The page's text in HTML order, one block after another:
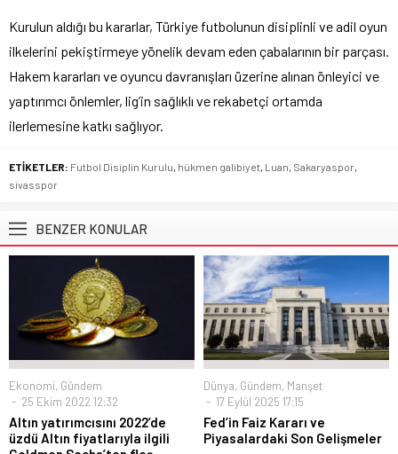
Kurulun aldığı bu kararlar, Türkiye futbolunun disiplinli ve adil oyun
ilkelerini pekiştirmeye yönelik devam eden çabalarının bir parçası.
Hakem kararları ve oyuncu davranışları üzerine alınan önleyici ve
yaptırımcı önlemler, lig’in sağlıklı ve rekabetçi ortamda
ilerlemesine katkı sağlıyor.
ETİKETLER: Futbol Disiplin Kurulu, hükmen galibiyet, Luan, Sakaryaspor,
sivasspor
BENZER KONULAR
Ekonomi, Gündem
25 Ekim 2022 12:32
Altın yatırımcısını 2022’de
üzdü Altın fiyatlarıyla ilgili
Dünya, Gündem, Manşet
17 Eylül 2025 17:15
Fed’in Faiz Kararı ve
Piyasalardaki Son Gelişmeler